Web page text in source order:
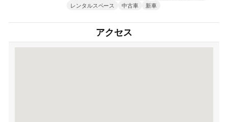
レンタルスペース
中古車 新車
アクセス